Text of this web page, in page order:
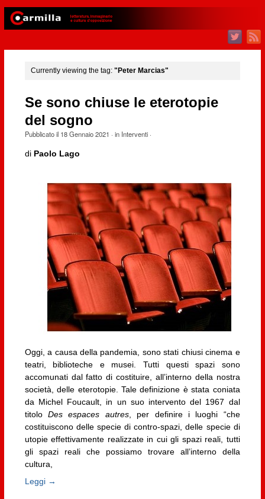
Currently viewing the tag: "Peter Marcias"
Se sono chiuse le eterotopie
del sogno
Pubblicato il 18 Gennaio 2021 · in Interventi·
di Paolo Lago
Oggi, a causa della pandemia, sono stati chiusi cinema e
teatri, biblioteche e musei. Tutti questi spazi sono
accomunati dal fatto di costituire, all’interno della nostra
società, delle eterotopie. Tale definizione è stata coniata
da Michel Foucault, in un suo intervento del 1967 dal
titoloDes espaces autres, per definire i luoghi “che
costituiscono delle specie di contro-spazi, delle specie di
utopie effettivamente realizzate in cui gli spazi reali, tutti
gli spazi reali che possiamo trovare all’interno della
cultura,
Leggi →